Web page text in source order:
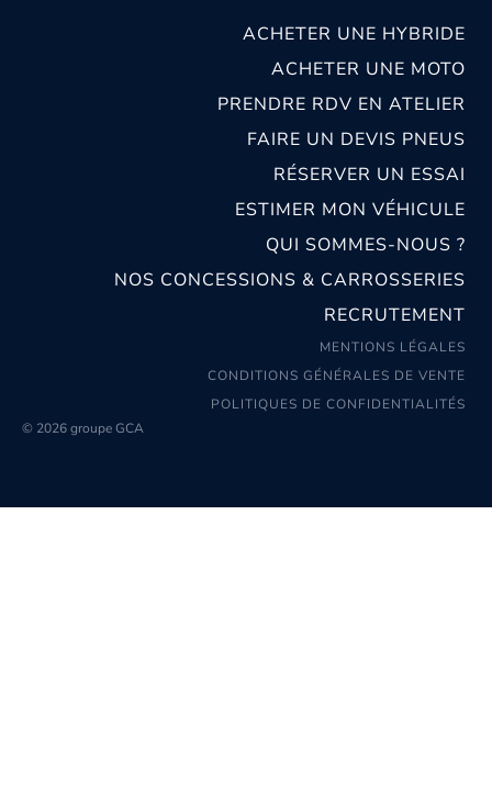
ACHETER UNE HYBRIDE
ACHETER UNE MOTO
PRENDRE RDV EN ATELIER
FAIRE UN DEVIS PNEUS
RÉSERVER UN ESSAI
ESTIMER MON VÉHICULE
QUI SOMMES-NOUS ?
NOS CONCESSIONS & CARROSSERIES
RECRUTEMENT
MENTIONS LÉGALES
CONDITIONS GÉNÉRALES DE VENTE
POLITIQUES DE CONFIDENTIALITÉS
© 2026 groupe GCA